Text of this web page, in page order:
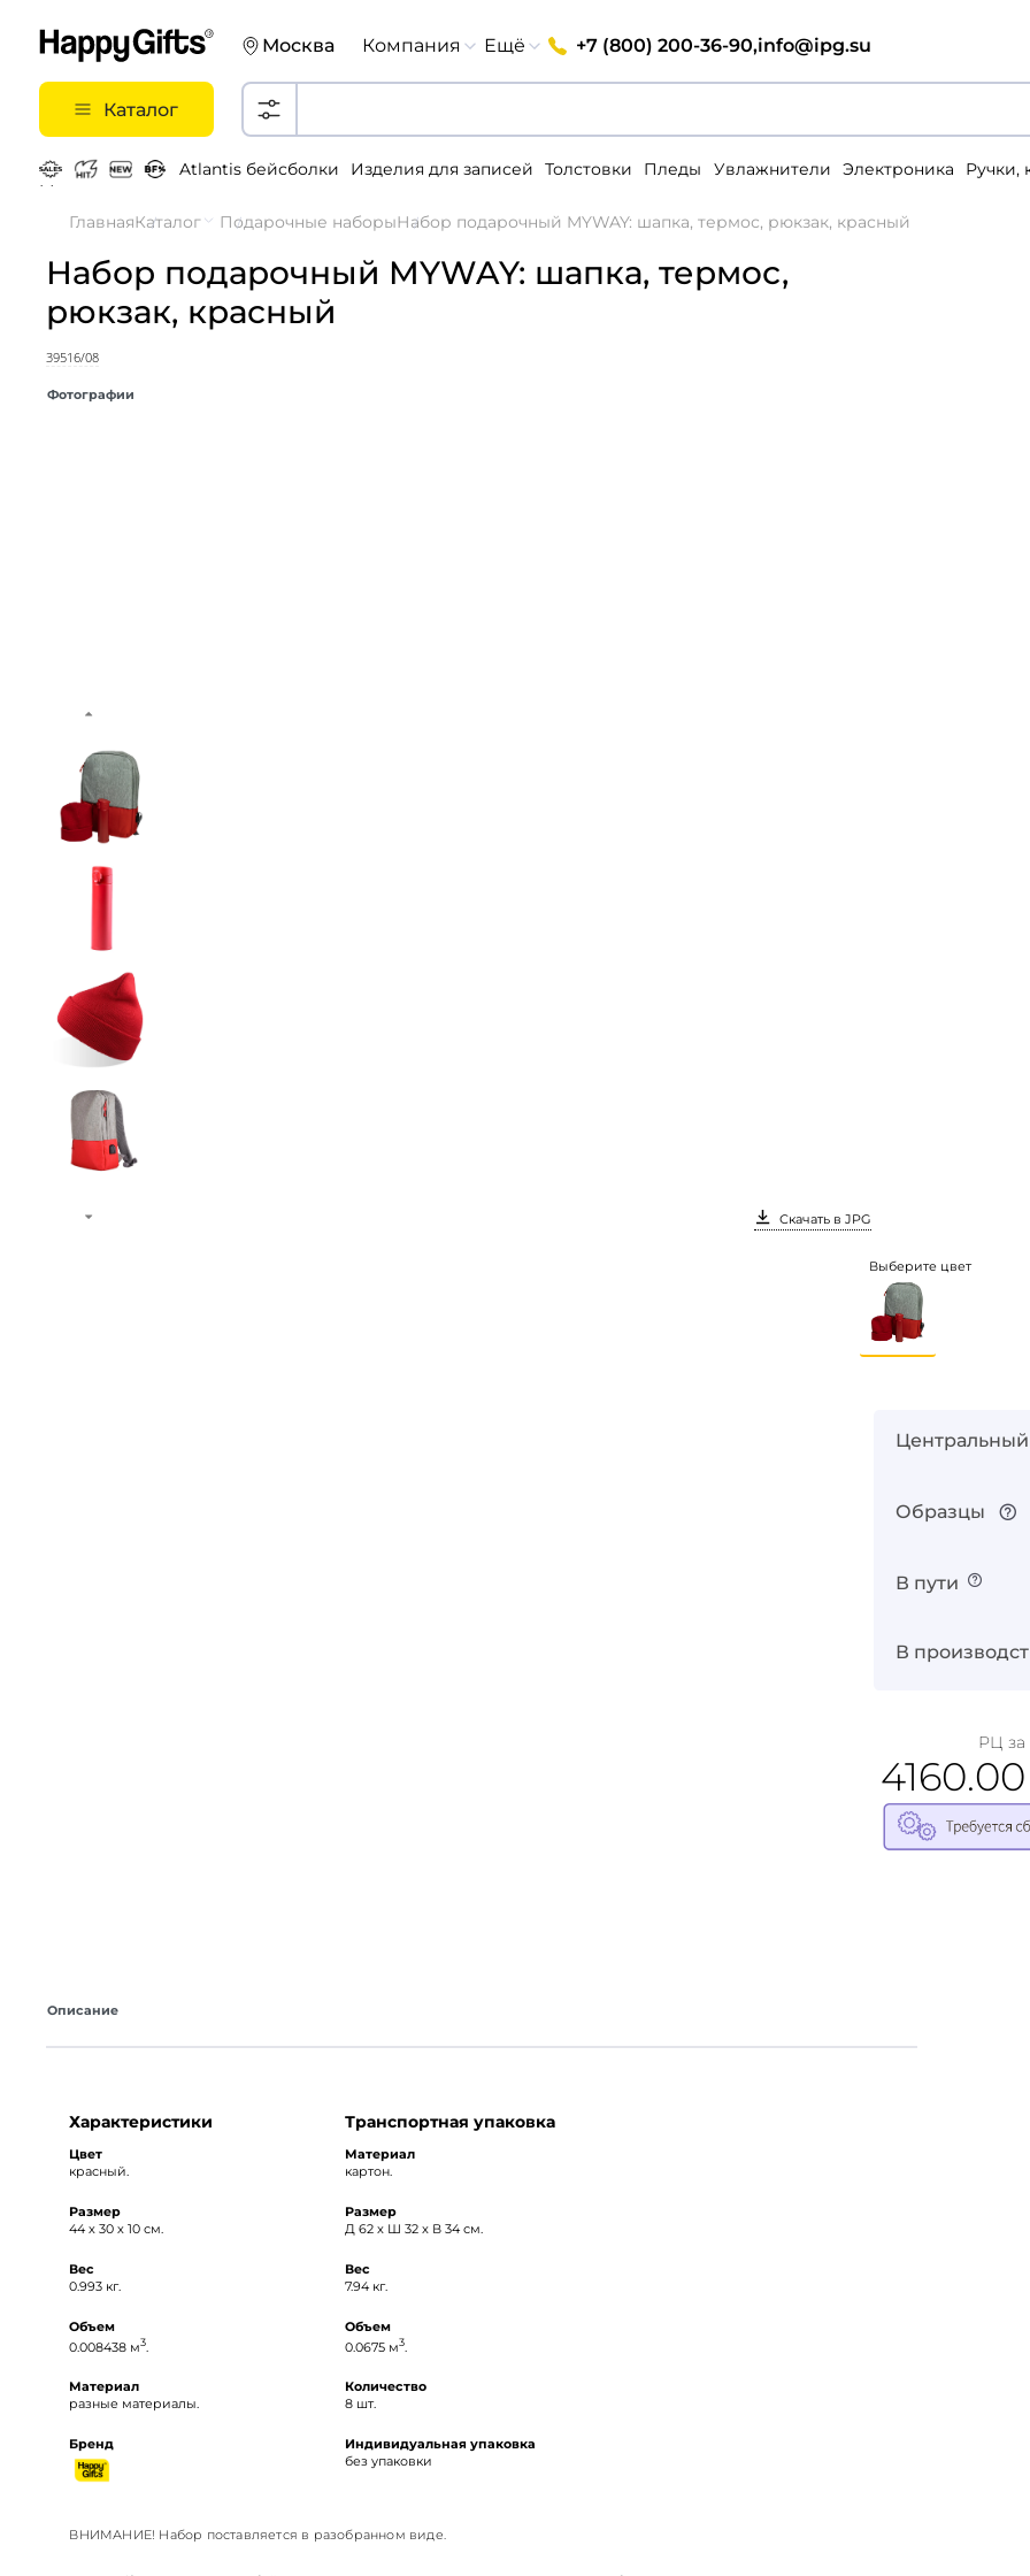
Москва Компания Ещё +7 (800) 200-36-90,info@ipg.su
Каталог
Atlantis бейсболки Изделия для записей Толстовки Пледы Увлажнители Электроника
Ручки,
Металлические ручки
ГлавнаяКаталог Подарочные наборыНабор подарочный MYWAY: шапка, термос, рюкзак, красный
Набор подарочный MYWAY: шапка, термос,
рюкзак, красный
39516/08
Фотографии
Скачать в JPG
Выберите цвет
Центральный
Образцы
В пути
В
РЦ за
Описание
Характеристики
Цвет
красный.
Размер
44 х 30 х 10 см.
Вес
0.993 кг.
Объем
0.008438 м3
Материал
разные материалы.
Бренд
Транспортная упаковка
Материал
картон.
Размер
Д 62 x Ш 32 x В 34 см.
Вес
7.94 кг.
Объем
0.0675 м3.
Количество
8 шт.
Индивидуальная упаковка
без упаковки
ВНИМАНИЕ! Набор поставляется в разобранном виде.
Забыли пароль?